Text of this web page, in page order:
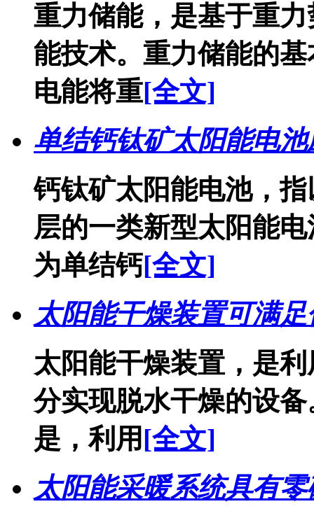
重力储能，是基于重
能技术。重力储能的
电能将重[全文]
单结钙钛矿太阳能电
钙钛矿太阳能电池，
层的一类新型太阳能
为单结钙[全文]
太阳能干燥装置可满
太阳能干燥装置，是
分实现脱水干燥的设
是，利用 [全文]
太阳能采暖系统具有